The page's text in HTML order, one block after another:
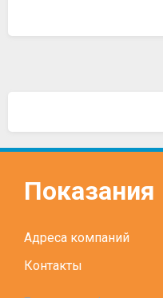
Показания
Адреса компаний
Контакты